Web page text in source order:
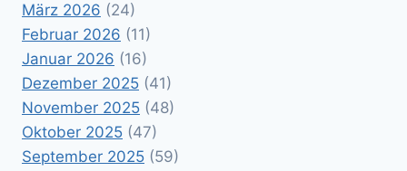
März 2026 (24)
Februar 2026 (11)
Januar 2026 (16)
Dezember 2025 (41)
November 2025 (48)
Oktober 2025 (47)
September 2025 (59)